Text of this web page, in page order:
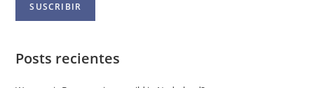
Posts recientes